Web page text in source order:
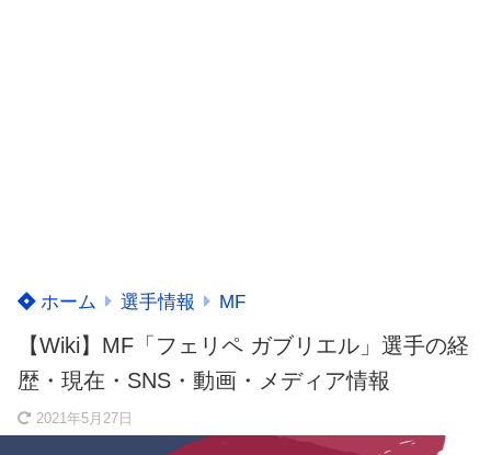
ホーム 選手情報 MF
【Wiki】MF「フェリペ ガブリエル」選手の経
歴・現在・SNS・動画・メディア情報
2021年5月27日